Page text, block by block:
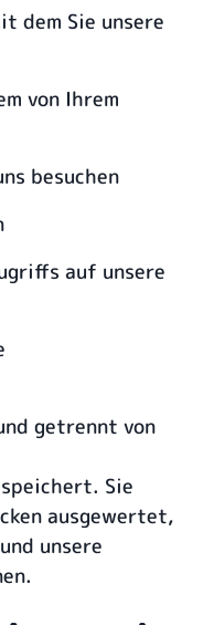
dem Sie unsere
von Ihrem
besuchen
auf unsere
getrennt von
Sie
ausgewertet,
unsere